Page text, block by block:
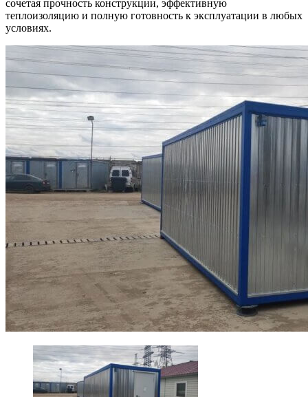
сочетая прочность конструкции, эффективную
теплоизоляцию и полную готовность к эксплуатации в любых
условиях.